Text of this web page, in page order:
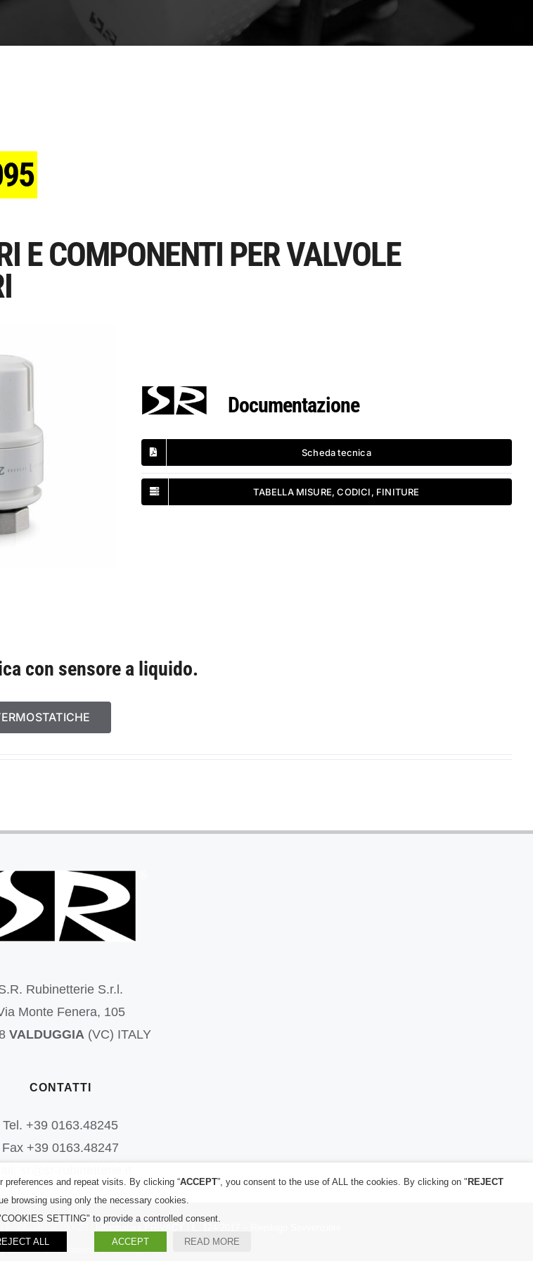
E COMPONENTI PER VALVOLE
Documentazione
Scheda tecnica
TABELLA MISURE, CODICI, FINITURE
con sensore a liquido.
Rubinetterie S.r.l.
Monte Fenera, 105
VALDUGGIA(VC) ITALY
CONTATTI
Tel. +39 0163.48245
Fax +39 0163.48247
2000net Srl| PlatformSmartWEB360°
and repeat visits. By clicking “ACCEPT”, you consent to the use of ALL the cookies. By clicking on " REJECT
browsing using only the necessary cookies.
SETTING" to provide a controlled consent.
ALL ACCEPT READ MORE